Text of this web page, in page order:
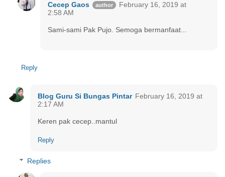
Cecep Gaos
February 16, 2019 at
2:58 AM
Sami-sami Pak Pujo. Semoga bermanfaat...
Reply
Blog Guru Si Bungas Pintar February 16, 2019 at
2:17 AM
Keren pak cecep..mantul
Reply
Replies